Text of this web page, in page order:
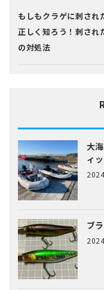
もしもクラゲに刺され
正しく知ろう！刺され
の対処法
大
ィ
ブ